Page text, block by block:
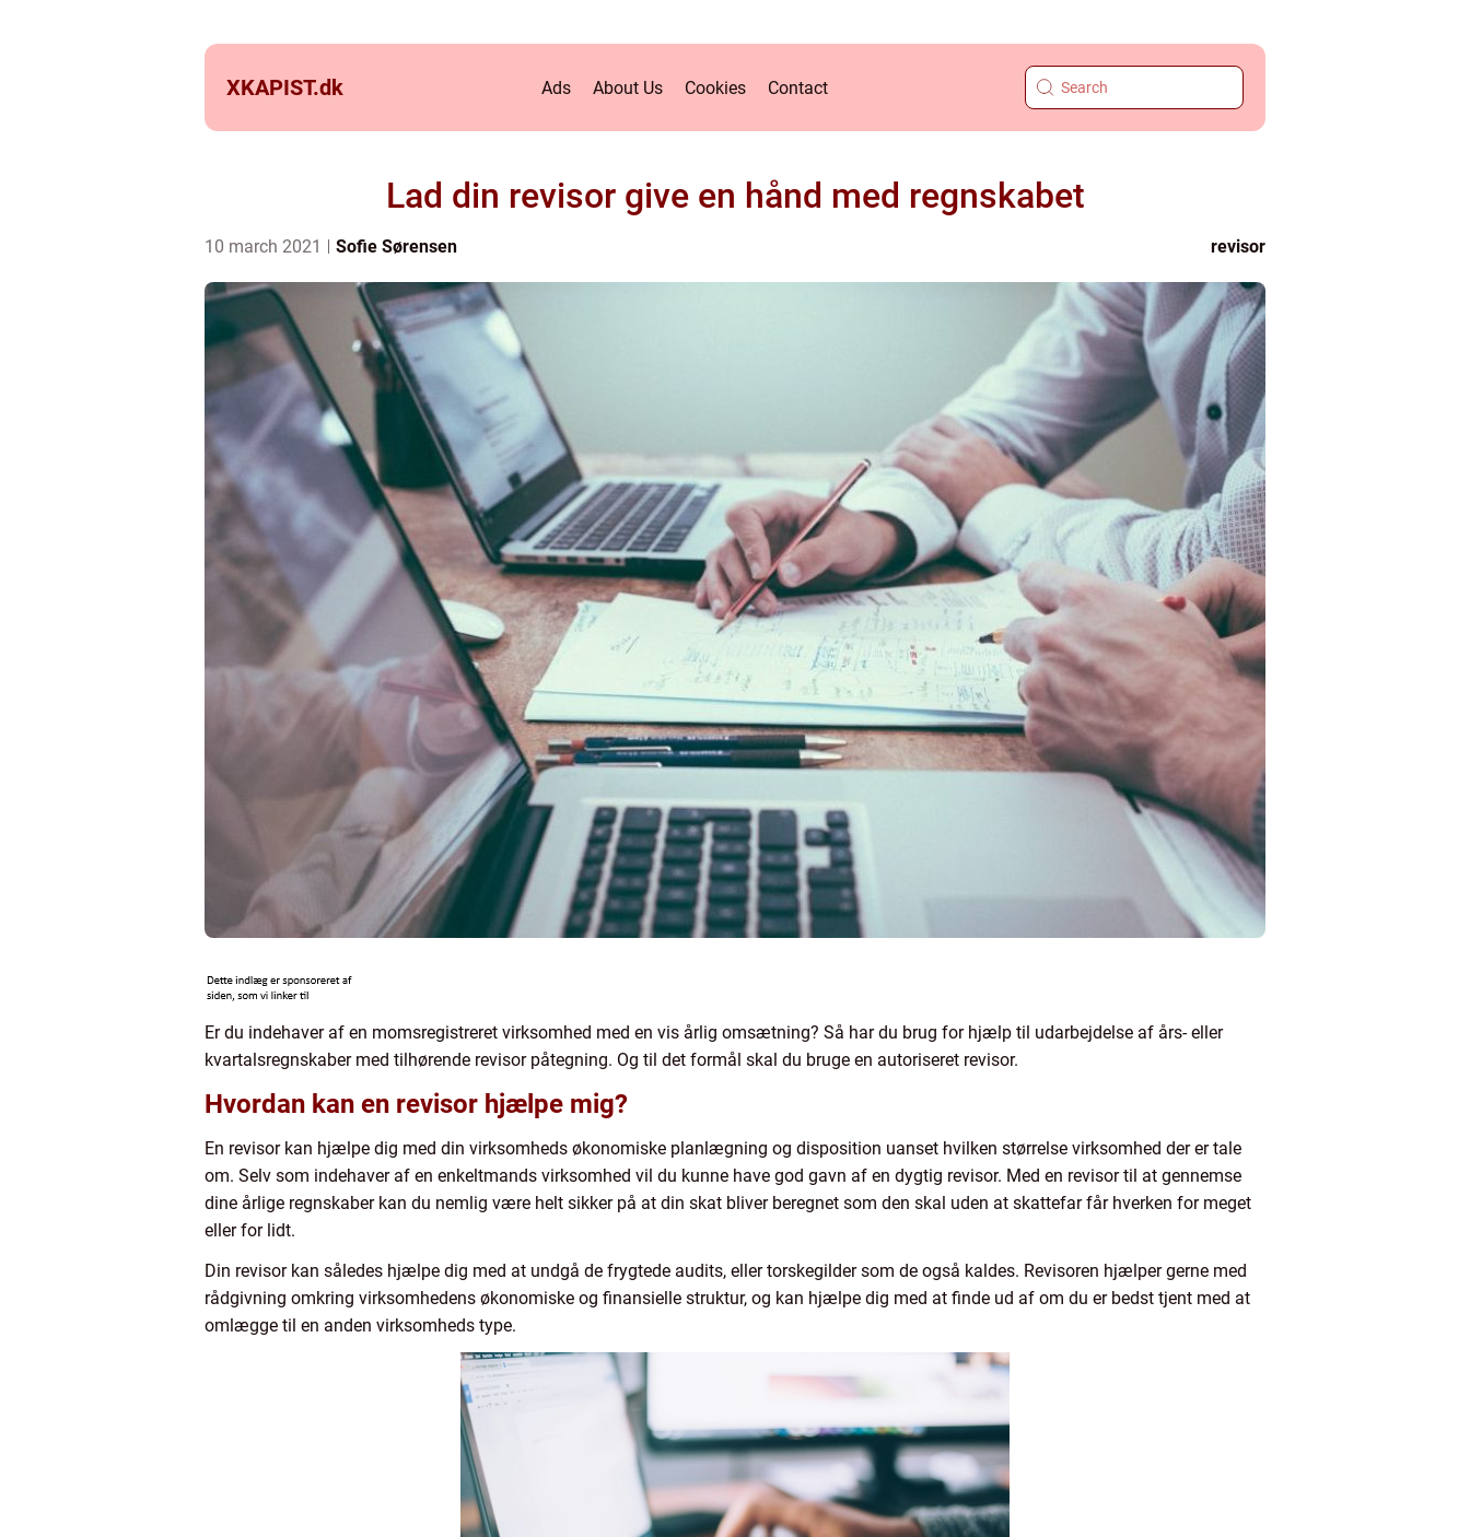
XKAPIST.dk Ads About Us Cookies Contact
Lad din revisor give en hånd med regnskabet
10 march 2021 Sofie Sørensen revisor
Er du indehaver af en momsregistreret virksomhed med en vis årlig omsætning? Så har du brug for hjælp til udarbejdelse af års- eller
kvartalsregnskaber med tilhørende revisor påtegning. Og til det formål skal du bruge en autoriseret revisor.
Hvordan kan en revisor hjælpe mig?
En revisor kan hjælpe dig med din virksomheds økonomiske planlægning og disposition uanset hvilken størrelse virksomhed der er tale
om. Selv som indehaver af en enkeltmands virksomhed vil du kunne have god gavn af en dygtig revisor. Med en revisor til at gennemse
dine årlige regnskaber kan du nemlig være helt sikker på at din skat bliver beregnet som den skal uden at skattefar får hverken for meget
eller for lidt.
Din revisor kan således hjælpe dig med at undgå de frygtede audits, eller torskegilder som de også kaldes. Revisoren hjælper gerne med
rådgivning omkring virksomhedens økonomiske og finansielle struktur, og kan hjælpe dig med at finde ud af om du er bedst tjent med at
omlægge til en anden virksomheds type.